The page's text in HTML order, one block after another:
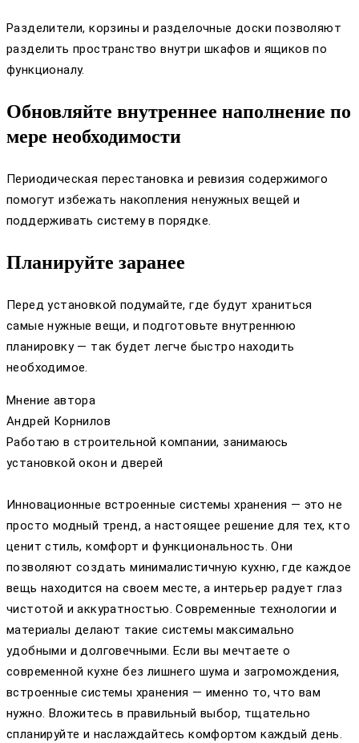
Разделители, корзины и разделочные доски позволяют
разделить пространство внутри шкафов и ящиков по
функционалу.
Обновляйте внутреннее наполнение по
мере необходимости
Периодическая перестановка и ревизия содержимого
помогут избежать накопления ненужных вещей и
поддерживать систему в порядке.
Планируйте заранее
Перед установкой подумайте, где будут храниться
самые нужные вещи, и подготовьте внутреннюю
планировку — так будет легче быстро находить
необходимое.
Мнение автора
Андрей Корнилов
Работаю в строительной компании, занимаюсь
установкой окон и дверей
Инновационные встроенные системы хранения — это не
просто модный тренд, а настоящее решение для тех, кто
ценит стиль, комфорт и функциональность. Они
позволяют создать минималистичную кухню, где каждое
вещь находится на своем месте, а интерьер радует глаз
чистотой и аккуратностью. Современные технологии и
материалы делают такие системы максимально
удобными и долговечными. Если вы мечтаете о
современной кухне без лишнего шума и загромождения,
встроенные системы хранения — именно то, что вам
нужно. Вложитесь в правильный выбор, тщательно
спланируйте и наслаждайтесь комфортом каждый день.